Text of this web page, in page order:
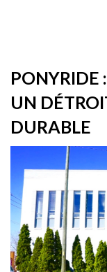
PONYRIDE
UN
DURABLE